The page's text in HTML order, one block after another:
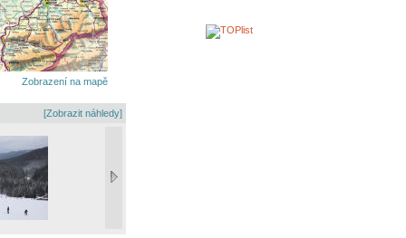
Zobrazení na mapě
[Zobrazit náhledy]